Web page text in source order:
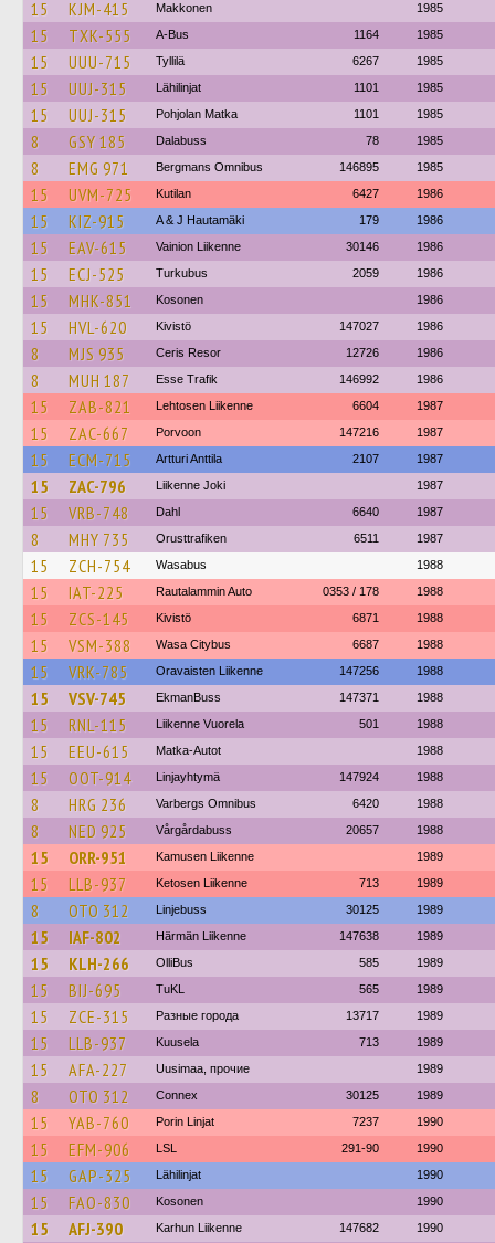
15 KJM-415 Makkonen 1985
15 TXK-555 A-Bus 1164 1985
15 UUU-715 Tyllilä 6267 1985
15 UUJ-315 Lähilinjat 1101 1985
15 UUJ-315 Pohjolan Matka 1101 1985
8 GSY 185 Dalabuss 78 1985
8 EMG 971 Bergmans Omnibus 146895 1985
15 UVM-725 Kutilan 6427 1986
15 KIZ-915 A & J Hautamäki 179 1986
15 EAV-615 Vainion Liikenne 30146 1986
15 ECJ-525 Turkubus 2059 1986
15 MHK-851 Kosonen 1986
15 HVL-620 Kivistö 147027 1986
8 MJS 935 Ceris Resor 12726 1986
8 MUH 187 Esse Trafik 146992 1986
15 ZAB-821 Lehtosen Liikenne 6604 1987
15 ZAC-667 Porvoon 147216 1987
15 ECM-715 Artturi Anttila 2107 1987
15 ZAC-796 Liikenne Joki 1987
15 VRB-748 Dahl 6640 1987
8 MHY 735 Orusttrafiken 6511 1987
15 ZCH-754 Wasabus 1988
15 IAT-225 Rautalammin Auto 0353 / 178 1988
15 ZCS-145 Kivistö 6871 1988
15 VSM-388 Wasa Citybus 6687 1988
15 VRK-785 Oravaisten Liikenne 147256 1988
15 VSV-745 EkmanBuss 147371 1988
15 RNL-115 Liikenne Vuorela 501 1988
15 EEU-615 Matka-Autot 1988
15 OOT-914 Linjayhtymä 147924 1988
8 HRG 236 Varbergs Omnibus 6420 1988
8 NED 925 Vårgårdabuss 20657 1988
15 ORR-951 Kamusen Liikenne 1989
15 LLB-937 Ketosen Liikenne 713 1989
8 OTO 312 Linjebuss 30125 1989
15 IAF-802 Härmän Liikenne 147638 1989
15 KLH-266 OlliBus 585 1989
15 BIJ-695 TuKL 565 1989
15 ZCE-315 Разные города 13717 1989
15 LLB-937 Kuusela 713 1989
15 AFA-227 Uusimaa, прочие 1989
8 OTO 312 Connex 30125 1989
15 YAB-760 Porin Linjat 7237 1990
15 EFM-906 LSL 291-90 1990
15 GAP-325 Lähilinjat 1990
15 FAO-830 Kosonen 1990
15 AFJ-390 Karhun Liikenne 147682 1990